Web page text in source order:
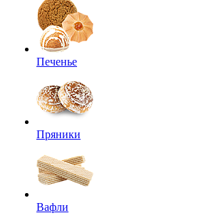
Печенье
Пряники
Вафли